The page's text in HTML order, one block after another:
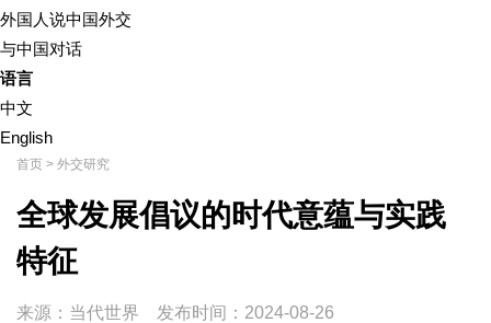
外国人说中国外交
与中国对话
语言
中文
English
首页 > 外交研究
全球发展倡议的时代意蕴与实践
特征
来源：当代世界 发布时间： 2024-08-26